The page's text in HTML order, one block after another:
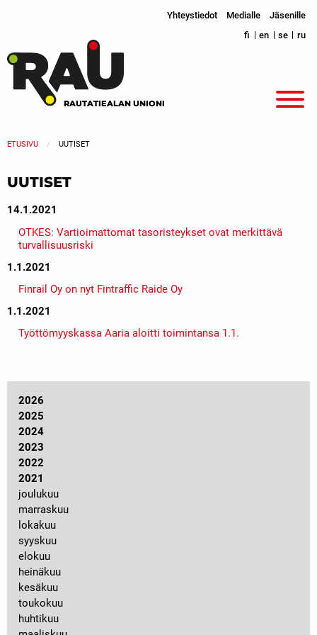
Yhteystiedot Medialle
Jäsenille
fi
en se ru
RAUTATIEALAN UNIONI
ETUSIVU UUTISET
UUTISET
14.1.2021
OTKES: Vartioimattomat tasoristeykset ovat merkittävä
turvallisuusriski
1.1.2021
Finrail Oy on nyt Fintraffic Raide Oy
1.1.2021
Työttömyyskassa Aaria aloitti toimintansa 1.1.
2026
2025
2024
2023
2022
2021
joulukuu
marraskuu
lokakuu
syyskuu
elokuu
heinäkuu
kesäkuu
toukokuu
huhtikuu